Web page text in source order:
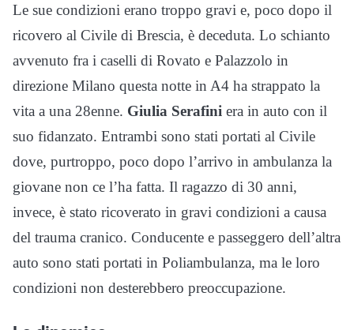
Le sue condizioni erano troppo gravi e, poco dopo il
ricovero al Civile di Brescia, è deceduta. Lo schianto
avvenuto fra i caselli di Rovato e Palazzolo in
direzione Milano questa notte in A4 ha strappato la
vita a una 28enne. Giulia Serafini era in auto con il
suo fidanzato. Entrambi sono stati portati al Civile
dove, purtroppo, poco dopo l’arrivo in ambulanza la
giovane non ce l’ha fatta. Il ragazzo di 30 anni,
invece, è stato ricoverato in gravi condizioni a causa
del trauma cranico. Conducente e passeggero dell’altra
auto sono stati portati in Poliambulanza, ma le loro
condizioni non desterebbero preoccupazione.